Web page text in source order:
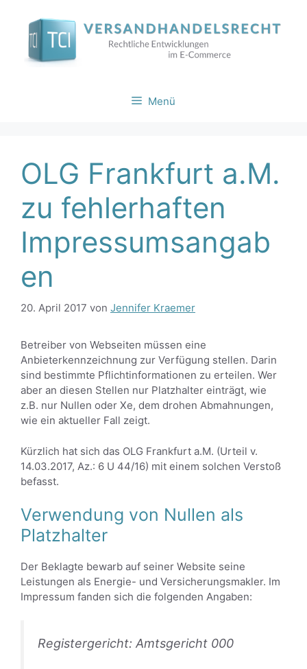
springen
Menü
OLG Frankfurt a.M.
zu fehlerhaften
Impressumsangab
en
20. April 2017 von Jennifer Kraemer
Betreiber von Webseiten müssen eine
Anbieterkennzeichnung zur Verfügung stellen. Darin
sind bestimmte Pflichtinformationen zu erteilen. Wer
aber an diesen Stellen nur Platzhalter einträgt, wie
z.B. nur Nullen oder Xe, dem drohen Abmahnungen,
wie ein aktueller Fall zeigt.
Kürzlich hat sich das OLG Frankfurt a.M. (Urteil v.
14.03.2017, Az.: 6 U 44/16) mit einem solchen Verstoß
befasst.
Verwendung von Nullen als
Platzhalter
Der Beklagte bewarb auf seiner Website seine
Leistungen als Energie- und Versicherungsmakler. Im
Impressum fanden sich die folgenden Angaben:
Registergericht: Amtsgericht 000